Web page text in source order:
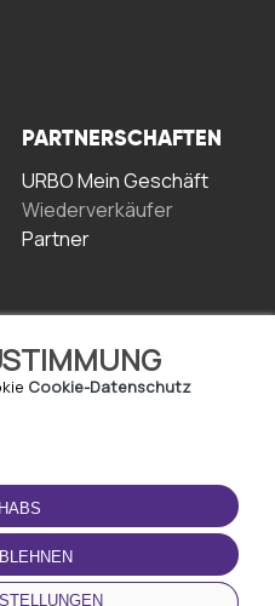
Cookie-Datenschutz
PARTNERSCHAFTEN
URBO Mein Geschäft
Wiederverkäufer
Partner
LADEN SIE DIE APP
HERUNTER